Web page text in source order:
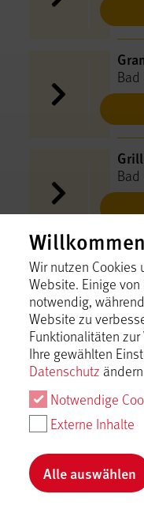
Bad
Bad
Bad
Bad
Bad
Willkommen
Wir nutzen
Website. Einige
notwendig,
Website zu
Funktionalitäten
Ihre gewählten
Datenschutz
Notwendige
Externe Inhalte
Alle auswählen